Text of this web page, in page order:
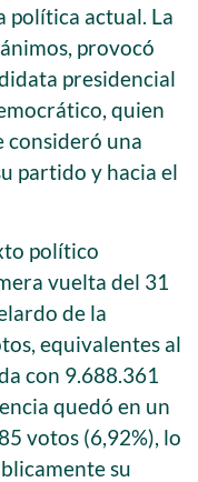
política actual. La
provocó
presidencial
quien
consideró una
partido y hacia el
político
vuelta del 31
de la
equivalentes al
con 9.688.361
quedó en un
votos (6,92%), lo
su